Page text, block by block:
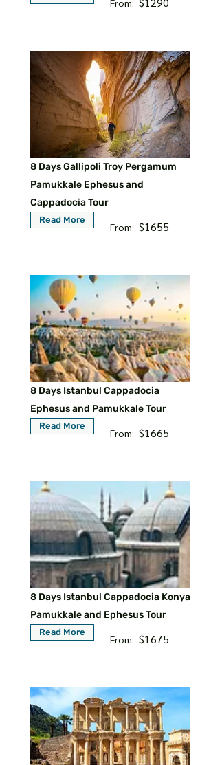
From:
8 Days Gallipoli Troy Pergamum
Pamukkale Ephesus and
Cappadocia Tour
Read More
From: $1655
8 Days Istanbul Cappadocia
Ephesus and Pamukkale Tour
Read More
From: $1665
8 Days Istanbul Cappadocia Konya
Pamukkale and Ephesus Tour
Read More
From: $1675